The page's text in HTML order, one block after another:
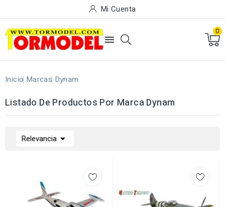
Mi Cuenta

0
Inicio Marcas Dynam
Listado De Productos Por Marca Dynam
Relevancia 